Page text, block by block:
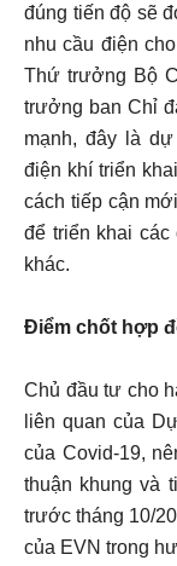
đúng tiến độ sẽ
nhu cầu điện
Thứ trưởng Bộ
trưởng ban Chỉ
mạnh, đây là
điện khí triển
cách tiếp cận
để triển khai
khác.
Điểm chốt hợp
Chủ đầu tư cho
liên quan của
của Covid-19,
thuận khung và
trước tháng 10/
của EVN trong